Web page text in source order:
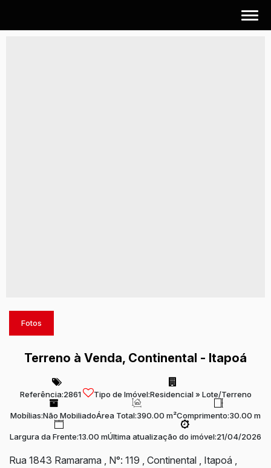
Fotos
Terreno à Venda, Continental - Itapoá
Referência:2861 Tipo de Imóvel:Residencial» Lote/Terreno
Mobílias:Não MobiliadoÁrea Total:390.00 m²Comprimento:30.00 m
Largura da Frente:13.00 mÚltima atualização do imóvel:21/04/2026
Rua 1843 Ramarama , N°: 119 , Continental , Itapoá ,